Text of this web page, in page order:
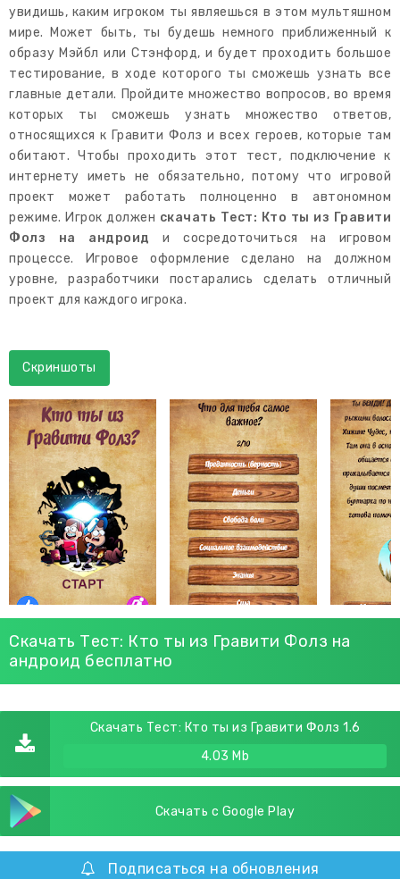
увидишь, каким игроком ты являешься в этом мультяшном
мире. Может быть, ты будешь немного приближенный к
образу Мэйбл или Стэнфорд, и будет проходить большое
тестирование, в ходе которого ты сможешь узнать все
главные детали. Пройдите множество вопросов, во время
которых ты сможешь узнать множество ответов,
относящихся к Гравити Фолз и всех героев, которые там
обитают. Чтобы проходить этот тест, подключение к
интернету иметь не обязательно, потому что игровой
проект может работать полноценно в автономном
режиме. Игрок должен скачать Тест: Кто ты из Гравити
Фолз на андроид и сосредоточиться на игровом
процессе. Игровое оформление сделано на должном
уровне, разработчики постарались сделать отличный
проект для каждого игрока.
Скриншоты
Скачать Тест: Кто ты из Гравити Фолз на
андроид бесплатно
Скачать Тест: Кто ты из Гравити Фолз 1.6
4.03 Mb
Скачать с Google Play
Подписаться на обновления